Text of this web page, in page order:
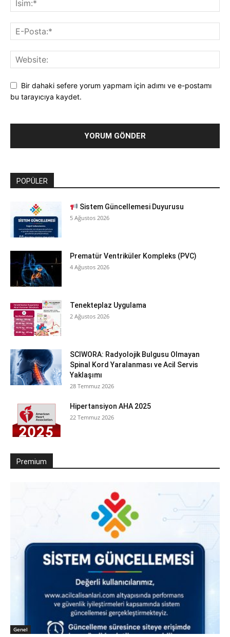
Bir dahaki sefere yorum yapmam için adımı ve e-postamı
bu tarayıcıya kaydet.
POPÜLER
Sistem Güncellemesi Duyurusu
5 Ağustos 2026
Prematür Ventriküler Kompleks (PVC)
4 Ağustos 2026
Tenekteplaz Uygulama
2 Ağustos 2026
SCIWORA: Radyolojik Bulgusu Olmayan
Spinal Kord Yaralanması ve Acil Servis
Yaklaşımı
28 Temmuz 2026
Hipertansiyon AHA 2025
22 Temmuz 2026
Premium
Genel